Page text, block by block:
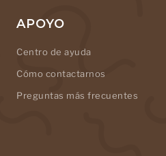
APOYO
Centro de ayuda
Cómo contactarnos
Preguntas más frecuentes